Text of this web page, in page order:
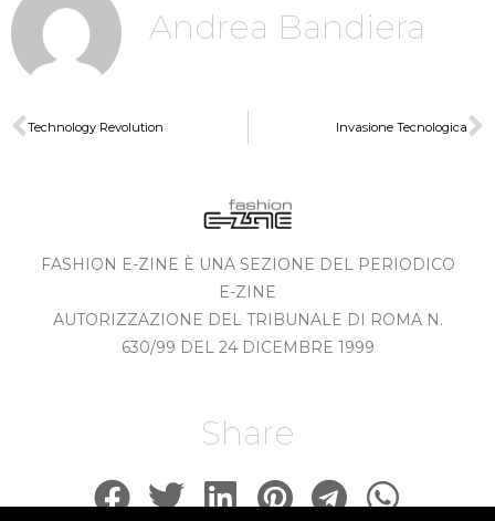
Andrea Bandiera
Technology Revolution Invasione Tecnologica
FASHION E-ZINE È UNA SEZIONE DEL PERIODICO
E-ZINE
AUTORIZZAZIONE DEL TRIBUNALE DI ROMA N.
630/99 DEL 24 DICEMBRE 1999
Share